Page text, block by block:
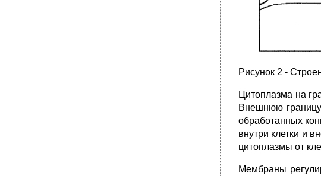
Рисунок 2 -
Цитоплазма на
Внешнюю
обработанных
внутри клетки и
цитоплазмы от
Мембраны